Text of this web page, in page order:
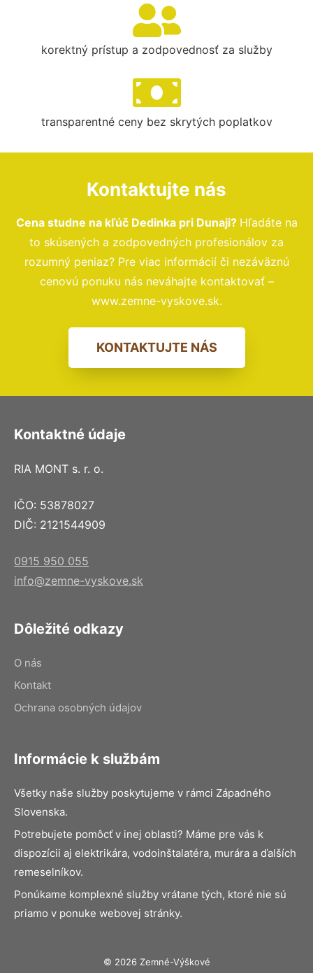
korektný prístup a zodpovednosť za služby
transparentné ceny bez skrytých poplatkov
Kontaktujte nás
Cena studne na kľúč Dedinka pri Dunaji? Hľadáte na
to skúsených a zodpovedných profesionálov za
rozumný peniaz? Pre viac informácií či nezáväznú
cenovú ponuku nás neváhajte kontaktovať –
www.zemne-vyskove.sk.
KONTAKTUJTE NÁS
Kontaktné údaje
RIA MONT s. r. o.
IČO: 53878027
DIČ: 2121544909
0915 950 055
info@zemne-vyskove.sk
Dôležité odkazy
O nás
Kontakt
Ochrana osobných údajov
Informácie k službám
Všetky naše služby poskytujeme v rámci Západného
Slovenska.
Potrebujete pomôcť v inej oblasti? Máme pre vás k
dispozícii aj elektrikára, vodoinštalatéra, murára a ďalších
remeselníkov.
Ponúkame komplexné služby vrátane tých, ktoré nie sú
priamo v ponuke webovej stránky.
© 2026 Zemné-Výškové